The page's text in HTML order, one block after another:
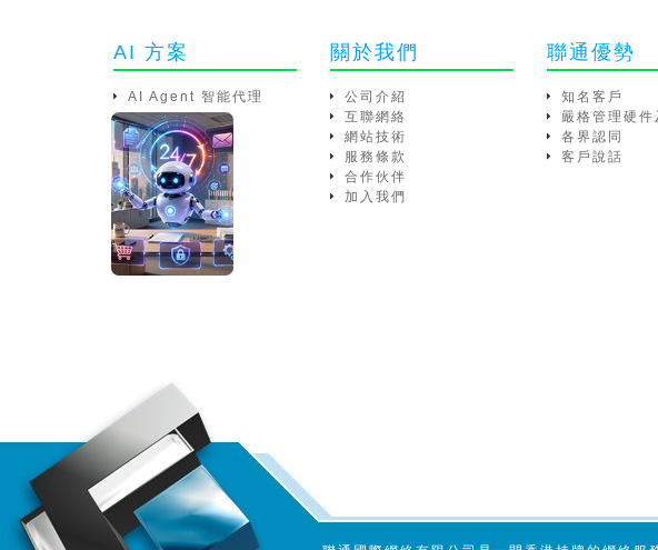
AI 方案
AI Agent 智能代理
關於我們
公司介紹
互聯網絡
網站技術
服務條款
合作伙伴
加入我們
聯通優勢
知名客戶
嚴格管理硬件
各界認同
客戶說話